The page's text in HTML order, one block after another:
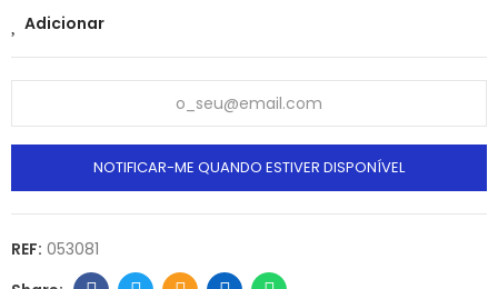
Adicionar
NOTIFICAR-ME QUANDO ESTIVER DISPONÍVEL
REF: 053081